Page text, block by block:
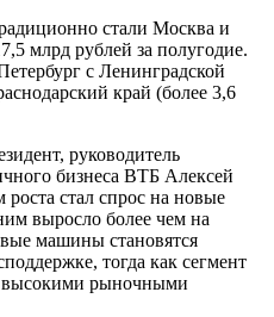
стали Москва и
млрд рублей за полугодие.
с Ленинградской
край (более 3,6
руководитель
бизнеса ВТБ Алексей
стал спрос на новые
выросло более чем на
машины становятся
тогда как сегмент
высокими рыночными